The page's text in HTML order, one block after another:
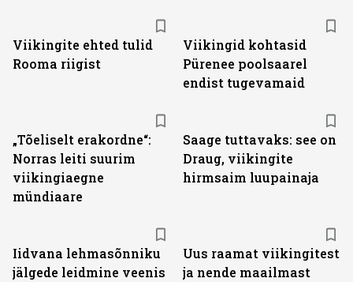
Viikingite ehted tulid
Rooma riigist
Viikingid kohtasid
Pürenee poolsaarel
endist tugevamaid
„Tõeliselt erakordne“:
Norras leiti suurim
viikingiaegne
mündiaare
Saage tuttavaks: see on
Draug, viikingite
hirmsaim luupainaja
Iidvana lehmasõnniku
jälgede leidmine veenis
Uus raamat viikingitest
ja nende maailmast